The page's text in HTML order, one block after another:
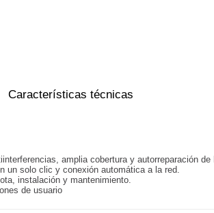
Características técnicas
amplia cobertura y autorreparación de
un solo clic y conexión automática a la red.
instalación y mantenimiento.
de usuario